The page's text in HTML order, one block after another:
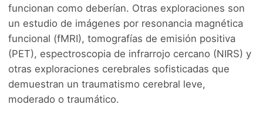
funcionan como deberían. Otras exploraciones son
un estudio de imágenes por resonancia magnética
funcional (fMRI), tomografías de emisión positiva
(PET), espectroscopia de infrarrojo cercano (NIRS) y
otras exploraciones cerebrales sofisticadas que
demuestran un traumatismo cerebral leve,
moderado o traumático.